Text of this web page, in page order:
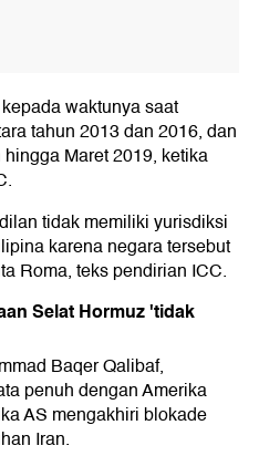
waktunya saat
tahun 2013 dan 2016, dan
Maret 2019, ketika
tidak memiliki yurisdiksi
karena negara tersebut
Roma, teks pendirian ICC.
Selat Hormuz 'tidak
Baqer Qalibaf,
penuh dengan Amerika
AS mengakhiri blokade
Iran.